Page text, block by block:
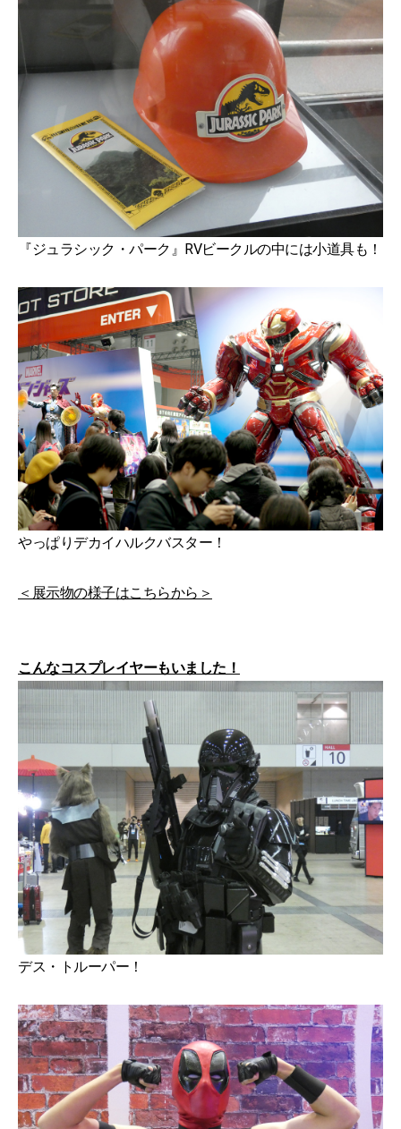
『ジュラシック・パーク』RVビークルの中には小道具も！
やっぱりデカイハルクバスター！
＜展示物の様子はこちらから＞
こんなコスプレイヤーもいました！
デス・トルーパー！